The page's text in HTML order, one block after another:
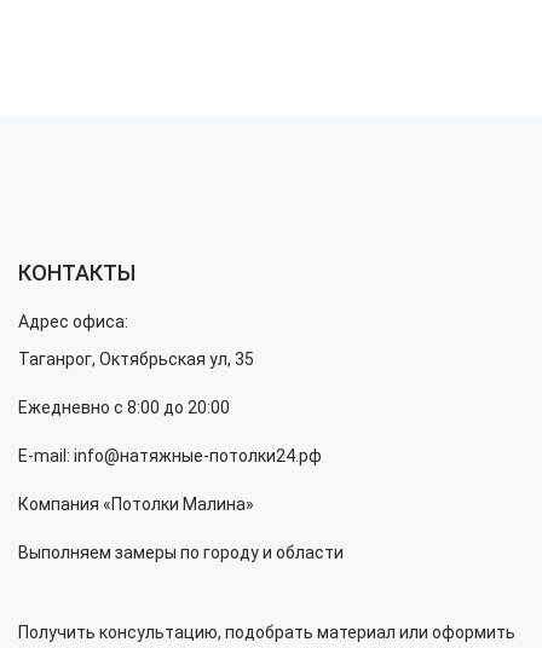
КОНТАКТЫ
Адрес офиса:
Таганрог, Октябрьская ул, 35
Ежедневно с 8:00 до 20:00
E-mail: info@натяжные-потолки24.рф
Компания «Потолки Малина»
Выполняем замеры по городу и области
Получить консультацию, подобрать материал или оформить